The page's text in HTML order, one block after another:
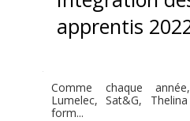
apprentis
Comme chaque
Lumelec, Sat&G,
form...